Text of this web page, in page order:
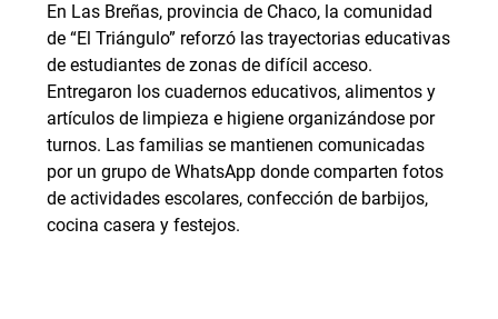
En Las Breñas, provincia de Chaco, la comunidad
de “El Triángulo” reforzó las trayectorias educativas
de estudiantes de zonas de difícil acceso.
Entregaron los cuadernos educativos, alimentos y
artículos de limpieza e higiene organizándose por
turnos. Las familias se mantienen comunicadas
por un grupo de WhatsApp donde comparten fotos
de actividades escolares, confección de barbijos,
cocina casera y festejos.